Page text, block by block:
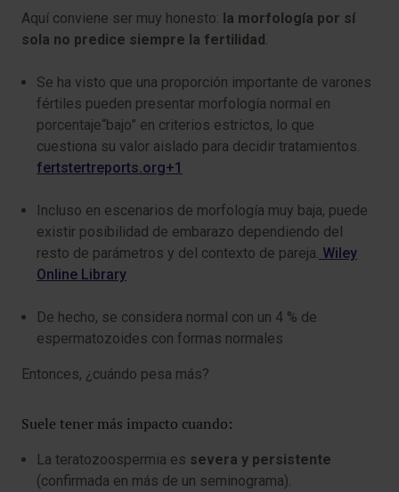
Aquí conviene ser muy honesto: la morfología por sí
sola no predice siempre la fertilidad .
Se ha visto que una proporción importante de varones
fértiles pueden presentar morfología normal en
porcentaje“bajo” en criterios estrictos, lo que
cuestiona su valor aislado para decidir tratamientos.
fertstertreports.org+1
Incluso en escenarios de morfología muy baja, puede
existir posibilidad de embarazo dependiendo del
resto de parámetros y del contexto de pareja. Wiley
Online Library
De hecho, se considera normal con un 4 % de
espermatozoides con formas normales
Entonces, ¿cuándo pesa más?
Suele tener más impacto cuando:
La teratozoospermia es severa y persistente
(confirmada en más de un seminograma).